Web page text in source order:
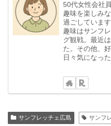
50代女性会社
趣味を楽しみ
過ごしています
趣味はサンフ
グ観戦。最近
た。その他、
日々気になっ
サンフレッチェ広島 サンフ